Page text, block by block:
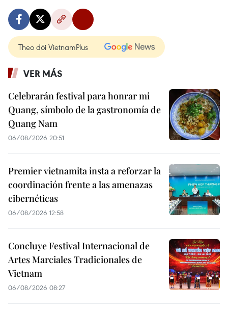
Theo dõi VietnamPlus
VER MÁS
Celebrarán festival para honrar mi
Quang, símbolo de la gastronomía de
Quang Nam
06/08/2026 20:51
Premier vietnamita insta a reforzar la
coordinación frente a las amenazas
cibernéticas
06/08/2026 12:58
Concluye Festival Internacional de
Artes Marciales Tradicionales de
Vietnam
06/08/2026 08:27